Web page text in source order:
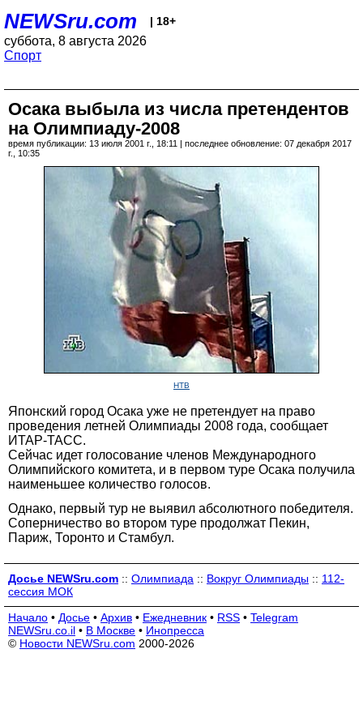
NEWSru.com | 18+
суббота, 8 августа 2026
Спорт
Осака выбыла из числа претендентов
на Олимпиаду-2008
время публикации: 13 июля 2001 г., 18:11 | последнее обновление: 07 декабря 2017
г., 10:35
НТВ
Японский город Осака уже не претендует на право
проведения летней Олимпиады 2008 года, сообщает
ИТАР-ТАСС.
Сейчас идет голосование членов Международного
Олимпийского комитета, и в первом туре Осака получила
наименьшее количество голосов.
Однако, первый тур не выявил абсолютного победителя.
Соперничество во втором туре продолжат Пекин,
Париж, Торонто и Стамбул.
Досье NEWSru.com :: Олимпиада :: Вокруг Олимпиады :: 112-
сессия МОК
Начало • Досье • Архив • Ежедневник • RSS • Telegram
NEWSru.co.il • В Москве • Инопресса
© Новости NEWSru.com 2000-2026